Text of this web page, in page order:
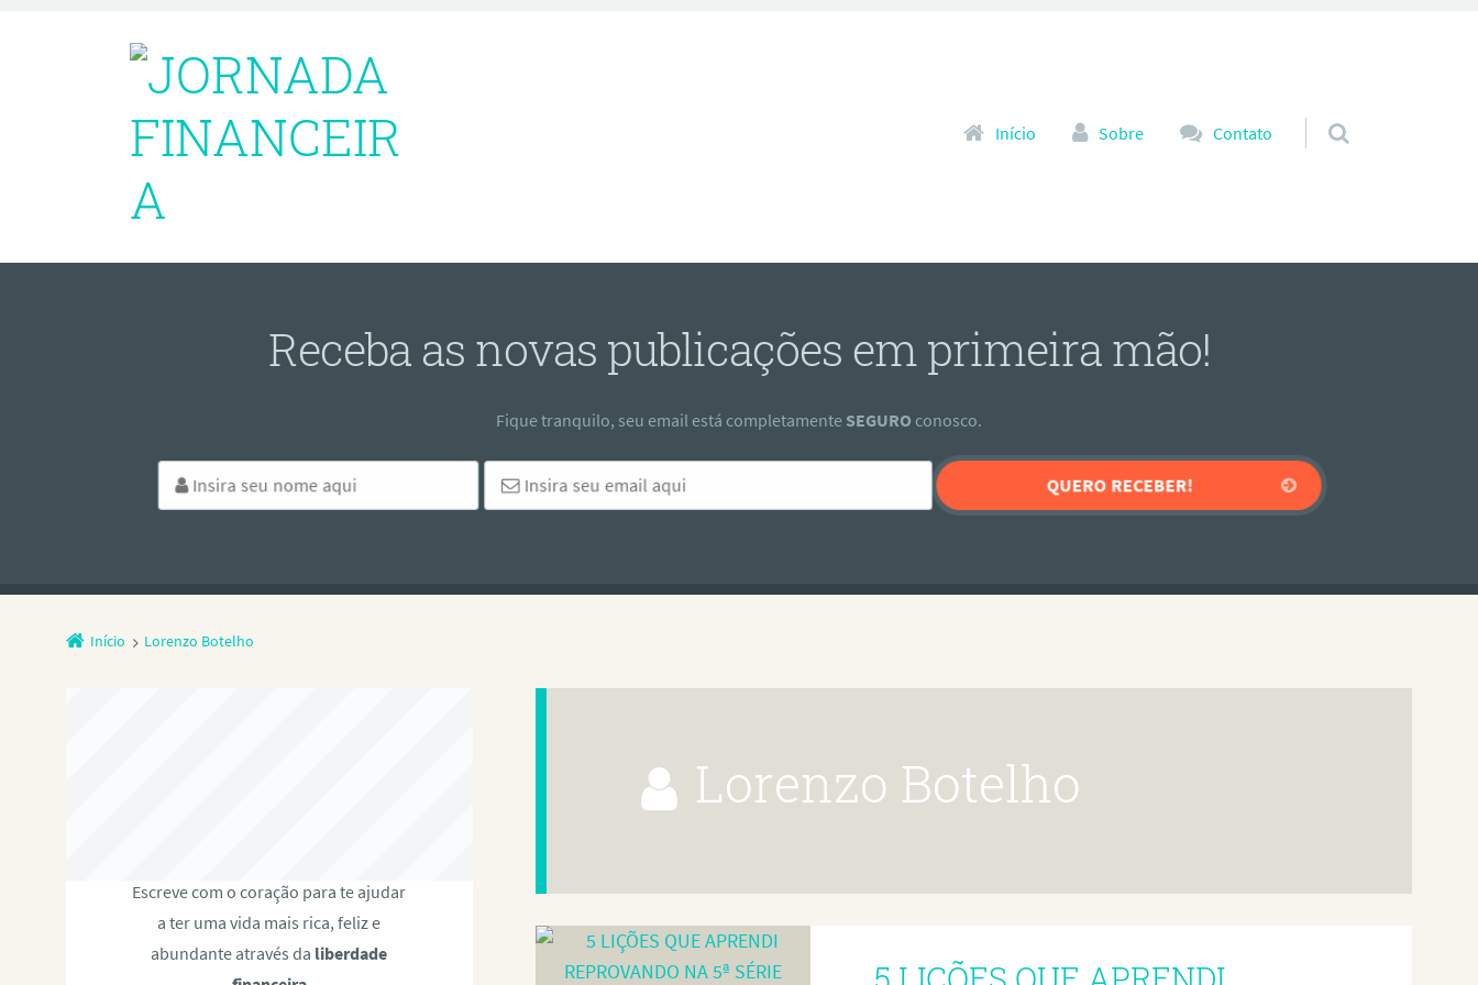
Pular para o conteúdo
Início Sobre Contato
Receba as novas publicações em primeira mão!
Fique tranquilo, seu email está completamente SEGURO conosco.
Início Lorenzo Botelho
Lorenzo Botelho
Escreve com o coração para te ajudar
a ter uma vida mais rica, feliz e
abundante através da liberdade